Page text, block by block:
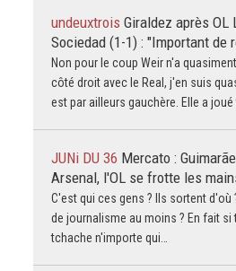
undeuxtrois Giraldez après OL
Sociedad (1-1) : "Important de
Non pour le coup Weir n'a
côté droit avec le Real, j'en suis
est par ailleurs gauchère. Elle a joué
JUNi DU 36 Mercato :
Arsenal, l'OL se frotte les
C'est qui ces gens ? Ils sortent d'où
de journalisme au moins ? En fait si
tchache n'importe qui…